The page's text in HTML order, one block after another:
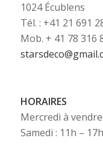
1024 Écublens
Tél. : +41 21 691
Mob. + 41 78 316
HORAIRES
Mercredi à
Samedi : 11h – 17h